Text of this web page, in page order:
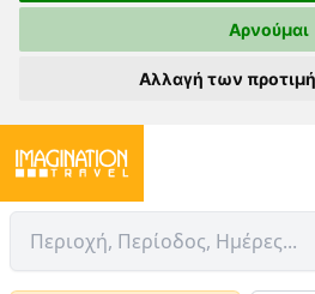
Αρνούμαι
Αλλαγή των